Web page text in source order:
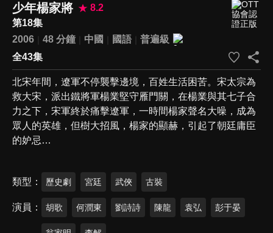
少年楊家將
8.2
第18集
2006
48 分鐘 中國 國語
普遍級
全43集
北宋年間，遼軍不停襲擊邊境，百姓生活困苦。宋太宗為
救大宋，派出鐵將軍楊業堅守雁門關，在楊業與其七子合
力之下，宋軍終於痛擊遼軍，一時間楊家聲名大噪，成為
眾人的英雄，但樹大招風，楊家的顯赫，引起了朝廷庸臣
的妒忌…
類型 歷史劇 宮廷 武俠 古裝
演員 胡歌 何潤東 劉詩詩 陳龍 袁弘 彭于晏